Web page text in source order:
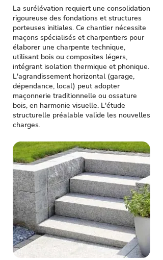
La surélévation requiert une consolidation
rigoureuse des fondations et structures
porteuses initiales. Ce chantier nécessite
maçons spécialisés et charpentiers pour
élaborer une charpente technique,
utilisant bois ou composites légers,
intégrant isolation thermique et phonique.
L'agrandissement horizontal (garage,
dépendance, local) peut adopter
maçonnerie traditionnelle ou ossature
bois, en harmonie visuelle. L'étude
structurelle préalable valide les nouvelles
charges.